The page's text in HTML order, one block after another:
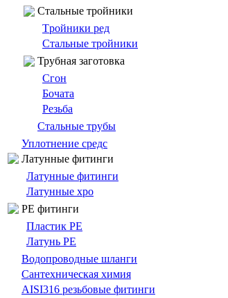
Стальные тройники
Tройники ред
Стальные тройники
Трубная заготовка
Сгон
Бочата
Резьбa
Стальные трубы
Уплотнение средс
Латунные фитинги
Латунные фитинги
Латунные хро
PE фитинги
Пластик PE
Латунь PE
Bодопроводныe шланги
Сантехническая химия
AISI316 резьбовые фитинги